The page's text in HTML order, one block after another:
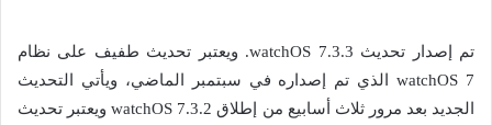
تم إصدار تحديث watchOS 7.3.3. ويعتبر تحديث طفيف على نظام
watchOS 7 الذي تم إصداره في سبتمبر الماضي، ويأتي التحديث
الجديد بعد مرور ثلاث أسابيع من إطلاق watchOS 7.3.2 ويعتبر تحديث